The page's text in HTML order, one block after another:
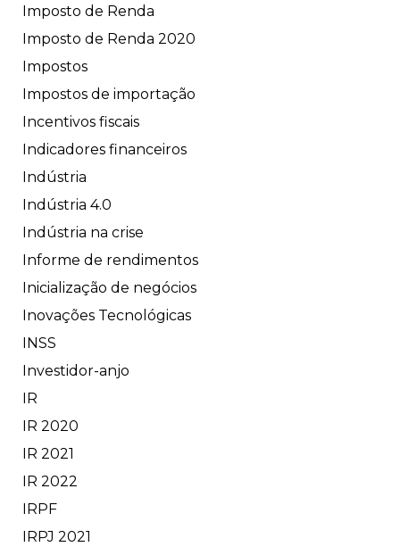
Imposto de Renda
Imposto de Renda 2020
Impostos
Impostos de importação
Incentivos fiscais
Indicadores financeiros
Indústria
Indústria 4.0
Indústria na crise
Informe de rendimentos
Inicialização de negócios
Inovações Tecnológicas
INSS
Investidor-anjo
IR
IR 2020
IR 2021
IR 2022
IRPF
IRPJ 2021